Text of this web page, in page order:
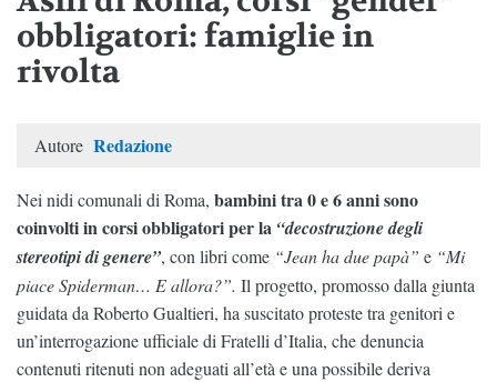
obbligatori: famiglie in
rivolta
Autore Redazione
Nei nidi comunali di Roma, bambini tra 0 e 6 anni sono
coinvolti in corsi obbligatori per la “decostruzione degli
stereotipi di genere”, con libri come “Jean ha due papà” e “Mi
piace Spiderman… E allora?”. Il progetto, promosso dalla giunta
guidata da Roberto Gualtieri, ha suscitato proteste tra genitori e
un’interrogazione ufficiale di Fratelli d’Italia, che denuncia
contenuti ritenuti non adeguati all’età e una possibile deriva